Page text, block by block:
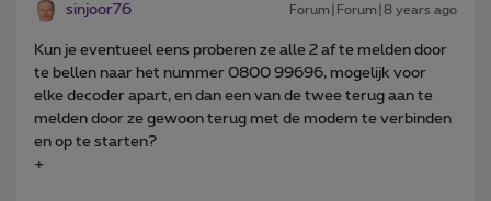
sinjoor76 Forum|Forum|8 years ago
Kun je eventueel eens proberen ze alle 2 af te melden door
te bellen naar het nummer 0800 99696, mogelijk voor
elke decoder apart, en dan een van de twee terug aan te
melden door ze gewoon terug met de modem te verbinden
en op te starten?
+